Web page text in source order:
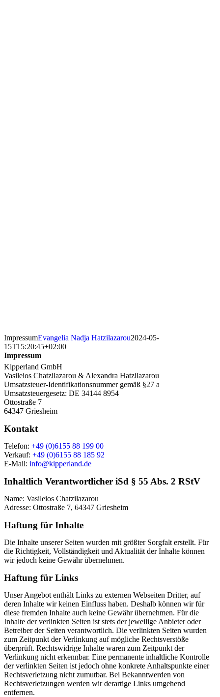
ImpressumEvangelia Nadja Hatzilazarou2024-05-
15T15:20:45+02:00
Impressum
Kipperland GmbH
Vasileios Chatzilazarou & Alexandra Hatzilazarou
Umsatzsteuer-Identifikationsnummer gemäß §27 a
Umsatzsteuergesetz: DE 34144 8954
Ottostraße 7
64347 Griesheim
Kontakt
Telefon: +49 (0)6155 88 199 00
Verkauf: +49 (0)6155 88 185 92
E-Mail: info@kipperland.de
Inhaltlich Verantwortlicher iSd § 55 Abs. 2 RStV
Name: Vasileios Chatzilazarou
Adresse: Ottostraße 7, 64347 Griesheim
Haftung für Inhalte
Die Inhalte unserer Seiten wurden mit größter Sorgfalt erstellt. Für
die Richtigkeit, Vollständigkeit und Aktualität der Inhalte können
wir jedoch keine Gewähr übernehmen.
Haftung für Links
Unser Angebot enthält Links zu externen Webseiten Dritter, auf
deren Inhalte wir keinen Einfluss haben. Deshalb können wir für
diese fremden Inhalte auch keine Gewähr übernehmen. Für die
Inhalte der verlinkten Seiten ist stets der jeweilige Anbieter oder
Betreiber der Seiten verantwortlich. Die verlinkten Seiten wurden
zum Zeitpunkt der Verlinkung auf mögliche Rechtsverstöße
überprüft. Rechtswidrige Inhalte waren zum Zeitpunkt der
Verlinkung nicht erkennbar. Eine permanente inhaltliche Kontrolle
der verlinkten Seiten ist jedoch ohne konkrete Anhaltspunkte einer
Rechtsverletzung nicht zumutbar. Bei Bekanntwerden von
Rechtsverletzungen werden wir derartige Links umgehend
entfernen.